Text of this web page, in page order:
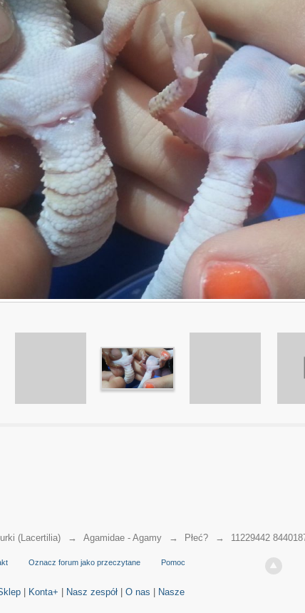
(Lacertilia) → Agamidae - Agamy → Płeć? → 11229442
Oznacz forum jako przeczytane Pomoc
Konta+ Nasz zespół |O nas
Nasze